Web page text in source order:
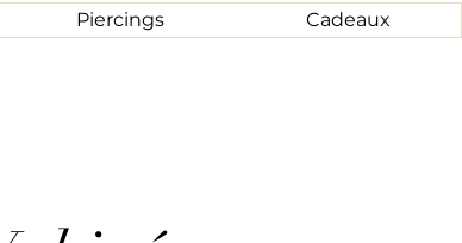
Piercings Cadeaux